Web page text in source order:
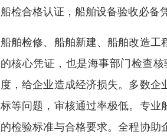
船检合格认证，船舶设备验收必备
船舶检修、船舶新建、船舶改造
的核心凭证，也是海事部门检查
度，给企业造成经济损失。多数
标等问题，审核通过率极低。专
的检验标准与合格要求。全程协